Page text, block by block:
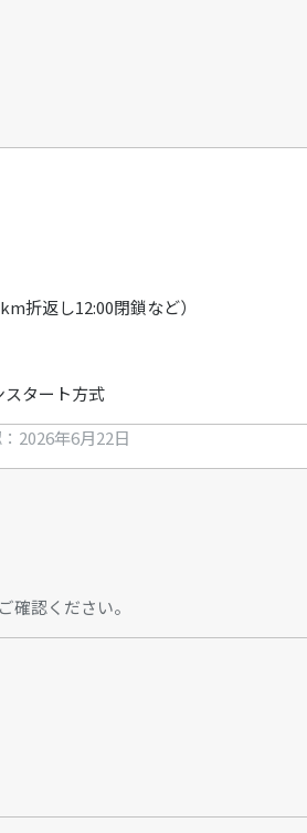
折返し12:00閉鎖など）
スタート方式
2026年6月22日
認ください。